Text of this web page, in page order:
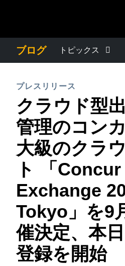
Canada
México
Brasil
United
France
Italia
Sweden
Finland
ASIA
India
日本（
ブログ トピックス
プレスリリース
電子帳簿保存法・インボイス制度
経理・総務の豆知識
出張・経費管理トレンド
中堅・中小企業
製品情報
プレスリリース
クラウド型
管理のコン
大級のクラ
ト 「
Exchange
Tokyo」を9
催決定、本
登録を開始